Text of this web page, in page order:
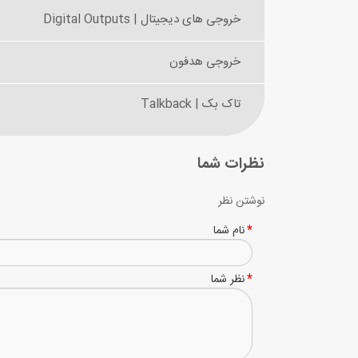
خروجی های دیجیتال | Digital Outputs
خروجی هدفون
تاک بک | Talkback
نظرات شما
نوشتن نظر
نام شما
نظر شما